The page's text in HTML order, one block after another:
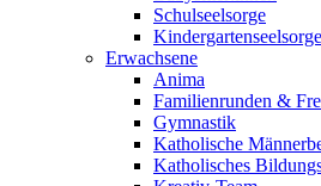
Schulseelsorge
Kindergartenseelsorge
Erwachsene
Anima
Familienrunden &
Gymnastik
Katholische
Katholisches